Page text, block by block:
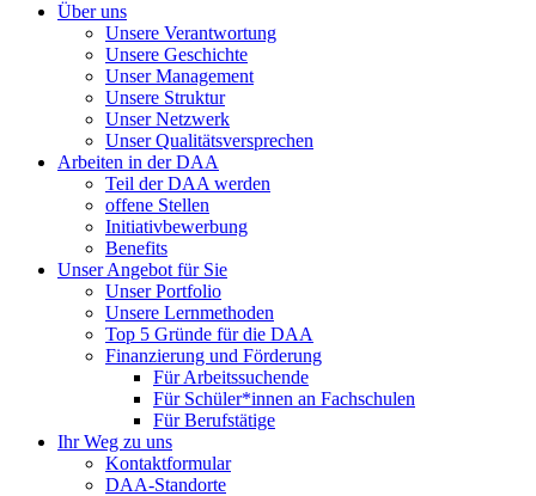
Über uns
Unsere Verantwortung
Unsere Geschichte
Unser Management
Unsere Struktur
Unser Netzwerk
Unser Qualitätsversprechen
Arbeiten in der DAA
Teil der DAA werden
offene Stellen
Initiativbewerbung
Benefits
Unser Angebot für Sie
Unser Portfolio
Unsere Lernmethoden
Top 5 Gründe für die DAA
Finanzierung und Förderung
Für Arbeitssuchende
Für Schüler*innen an Fachschulen
Für Berufstätige
Ihr Weg zu uns
Kontaktformular
DAA-Standorte